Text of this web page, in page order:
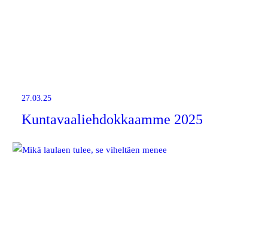
27.03.25
Kuntavaaliehdokkaamme 2025